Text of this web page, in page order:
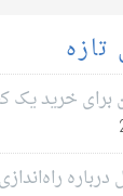
خرید یک